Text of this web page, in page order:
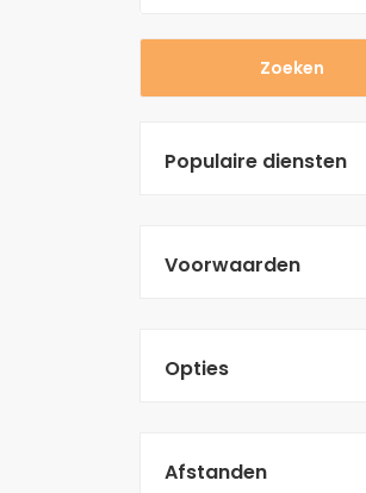
Populaire diensten
Voorwaarden
Opties
Afstanden